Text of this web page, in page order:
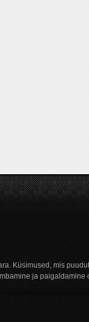
Küsimused, mis
ja paigaldamine